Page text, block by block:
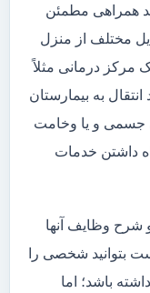
همراهی مطمئن
مختلف از منزل
مرکز درمانی مثلاً
به بیمارستان
جسمی و یا وخامت
داشتن خدمات
شرح وظایف آنها
بتوانید شخصی را
باشد؛ اما